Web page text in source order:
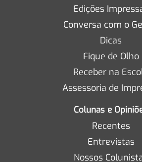
Edições
Conversa com o
Dicas
Fique de Olho
Receber na
Assessoria de
Colunas e
Recentes
Entrevistas
Nossos